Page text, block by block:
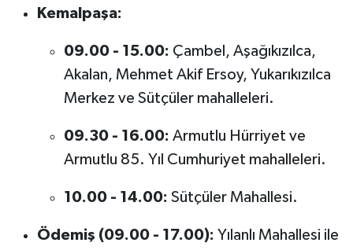
Kemalpaşa:
09.00 - 15.00: Çambel, Aşağıkızılca,
Akalan, Mehmet Akif Ersoy, Yukarıkızılca
Merkez ve Sütçüler mahalleleri.
09.30 - 16.00: Armutlu Hürriyet ve
Armutlu 85. Yıl Cumhuriyet mahalleleri.
10.00 - 14.00: Sütçüler Mahallesi.
Ödemiş (09.00 - 17.00): Yılanlı Mahallesi ile